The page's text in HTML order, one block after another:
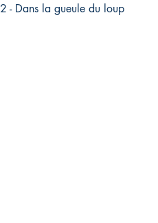
2 - Dans la gueule du loup